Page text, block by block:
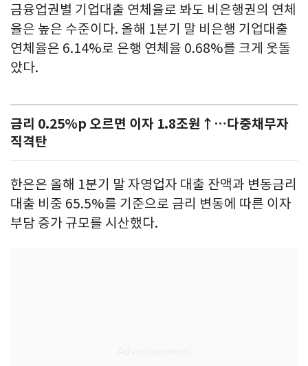
금융업권별 기업대출 연체율로 봐도 비은행권의 연체
율은 높은 수준이다. 올해 1분기 말 비은행 기업대출
연체율은 6.14%로 은행 연체율 0.68%를 크게 웃돌
았다.
금리 0.25%p 오르면 이자 1.8조원↑…다중채무자
직격탄
한은은 올해 1분기 말 자영업자 대출 잔액과 변동금리
대출 비중 65.5%를 기준으로 금리 변동에 따른 이자
부담 증가 규모를 시산했다.